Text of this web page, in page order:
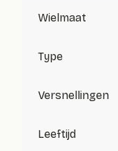
Wielmaat
Type
Versnellingen
Leeftijd